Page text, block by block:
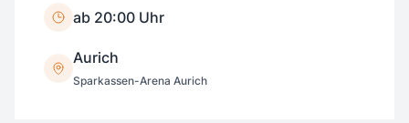
ab 20:00 Uhr
Aurich
Sparkassen-Arena Aurich